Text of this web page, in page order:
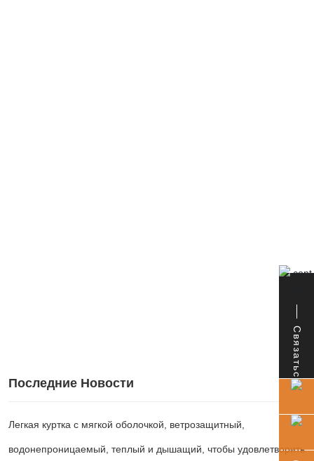
Последние Новости
Легкая куртка с мягкой оболочкой, ветрозащитный,
водонепроницаемый, теплый и дышащий, чтобы удовлетворить
Связаться